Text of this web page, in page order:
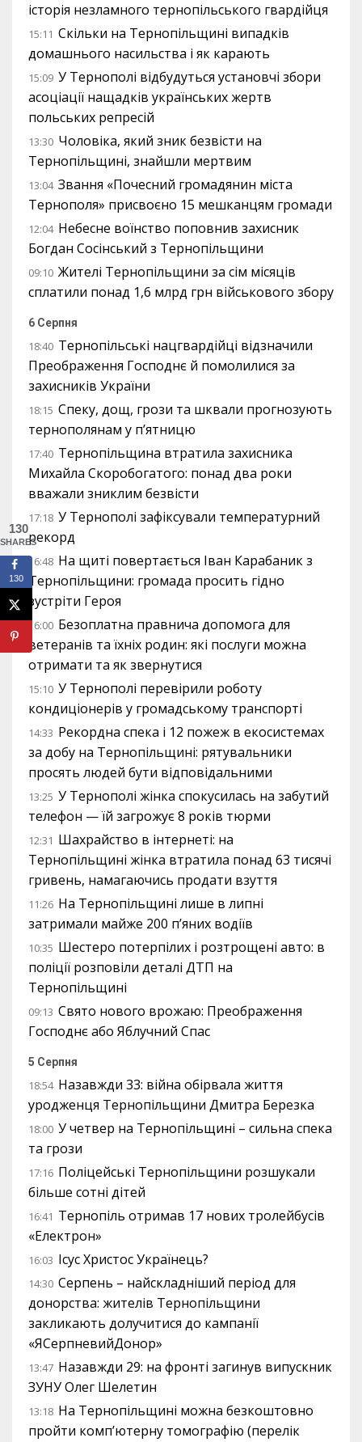
історія незламного тернопільського гвардійця
15:11 Скільки на Тернопільщині випадків
домашнього насильства і як карають
15:09 У Тернополі відбудуться установчі збори
асоціації нащадків українських жертв
польських репресій
13:30 Чоловіка, який зник безвісти на
Тернопільщині, знайшли мертвим
13:04 Звання «Почесний громадянин міста
Тернополя» присвоєно 15 мешканцям громади
12:04 Небесне воїнство поповнив захисник
Богдан Сосінський з Тернопільщини
09:10 Жителі Тернопільщини за сім місяців
сплатили понад 1,6 млрд грн військового збору
6 Серпня
18:40 Тернопільські нацгвардійці відзначили
Преображення Господнє й помолилися за
захисників України
18:15 Спеку, дощ, грози та шквали прогнозують
тернополянам у п’ятницю
17:40 Тернопільщина втратила захисника
Михайла Скоробогатого: понад два роки
вважали зниклим безвісти
17:18 У Тернополі зафіксували температурний
рекорд
16:48 На щиті повертається Іван Карабаник з
Тернопільщини: громада просить гідно
зустріти Героя
16:00 Безоплатна правнича допомога для
ветеранів та їхніх родин: які послуги можна
отримати та як звернутися
15:10 У Тернополі перевірили роботу
кондиціонерів у громадському транспорті
14:33 Рекордна спека і 12 пожеж в екосистемах
за добу на Тернопільщині: рятувальники
просять людей бути відповідальними
13:25 У Тернополі жінка спокусилась на забутий
телефон — їй загрожує 8 років тюрми
12:31 Шахрайство в інтернеті: на
Тернопільщині жінка втратила понад 63 тисячі
гривень, намагаючись продати взуття
11:26 На Тернопільщині лише в липні
затримали майже 200 п’яних водіїв
10:35 Шестеро потерпілих і розтрощені авто: в
поліції розповіли деталі ДТП на
Тернопільщині
09:13 Свято нового врожаю: Преображення
Господнє або Яблучний Спас
5 Серпня
18:54 Назавжди 33: війна обірвала життя
уродженця Тернопільщини Дмитра Березка
18:00 У четвер на Тернопільщині – сильна спека
та грози
17:16 Поліцейські Тернопільщини розшукали
більше сотні дітей
16:41 Тернопіль отримав 17 нових тролейбусів
«Електрон»
16:03 Ісус Христос Українець?
14:30 Серпень – найскладніший період для
донорства: жителів Тернопільщини
закликають долучитися до кампанії
«ЯСерпневийДонор»
13:47 Назавжди 29: на фронті загинув випускник
ЗУНУ Олег Шелетин
13:18 На Тернопільщині можна безкоштовно
пройти комп’ютерну томографію (перелік
130
SHARES
130